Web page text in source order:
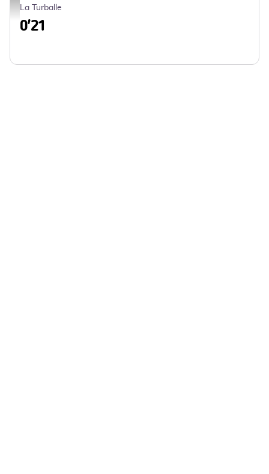
Resaurant 0'21 La Turballe terrasse_1 - 0'21
La Turballe
0'21